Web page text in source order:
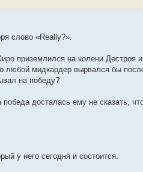
слово «Really?».
приземлился на колени Дестроя
любой мидкардер вырвался бы
на победу?
досталась ему не сказать,
у него сегодня и состоится.